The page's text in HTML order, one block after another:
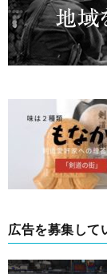
広告を募集して